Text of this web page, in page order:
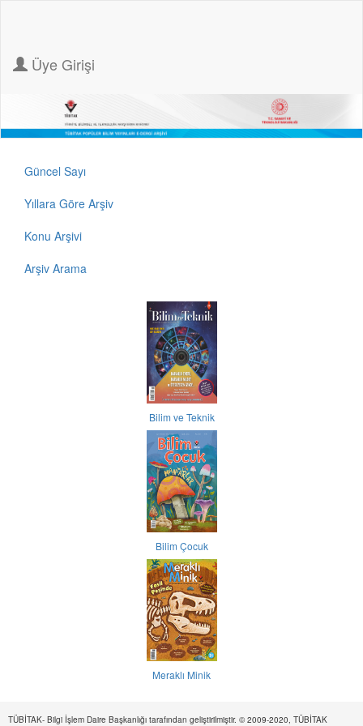
Üye Girişi
Güncel Sayı
Yıllara Göre Arşiv
Konu Arşivi
Arşiv Arama
Bilim ve Teknik
Bilim Çocuk
Meraklı Minik
TÜBİTAK- Bilgi İşlem Daire Başkanlığı tarafından geliştirilmiştir. © 2009-2020, TÜBİTAK